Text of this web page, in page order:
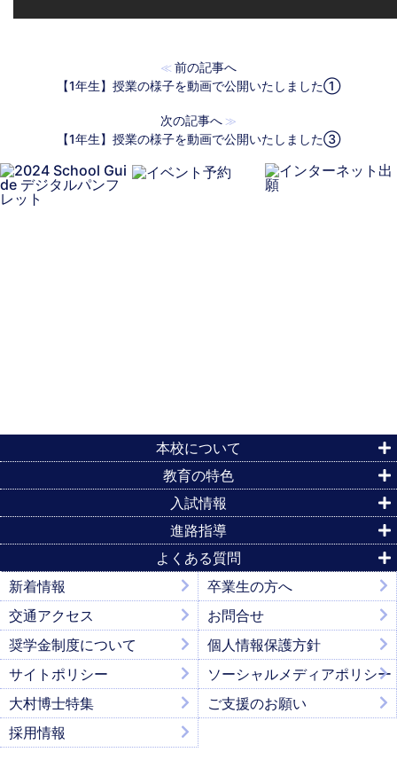
≪ 前の記事へ
【1年生】授業の様子を動画で公開いたしました①
次の記事へ ≫
【1年生】授業の様子を動画で公開いたしました③
本校について
教育の特色
入試情報
進路指導
よくある質問
新着情報
卒業生の方へ
交通アクセス
お問合せ
奨学金制度について
個人情報保護方針
サイトポリシー
ソーシャルメディアポリシー
大村博士特集
ご支援のお願い
採用情報